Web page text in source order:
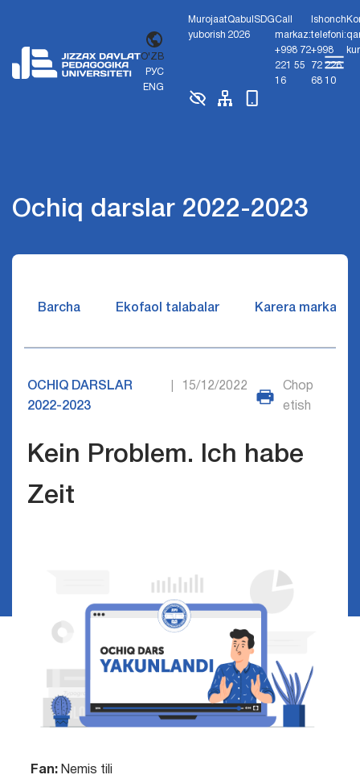
O'ZB
РУС
ENG
Murojaat
yuborish
Qabul
2026
SDGCall
markaz:
+998 72
221 55
16
Ishonch
telefoni:
+998
72 226
68 10
Ochiq darslar 2022-2023
Barcha Ekofaol talabalar Karera markazi
OCHIQ DARSLAR
2022-2023
15/12/2022
Chop
etish
Kein Problem. Ich habe
Zeit
Fan: Nemis tili